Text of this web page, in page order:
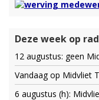
Deze week op
12 augustus: geen
Vandaag op Midvliet
6 augustus (h):